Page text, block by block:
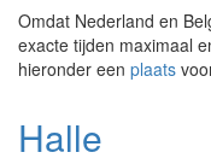
Omdat Nederland en
exacte tijden maximaal
hieronder een plaats
Halle